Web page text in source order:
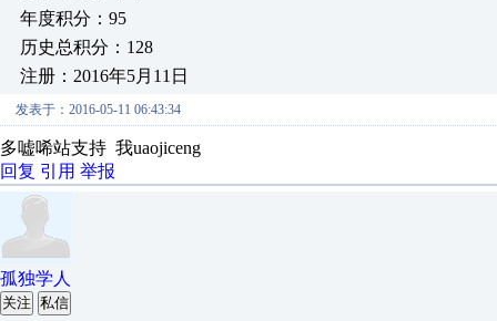
年度积分：95
历史总积分：128
注册：2016年5月11日
发表于：2016-05-11 06:43:34
多嘘唏站支持 我uaojiceng
回复 引用 举报
孤独学人
关注 私信